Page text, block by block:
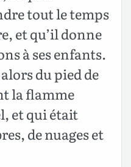
tout le temps
et qu’il donne
à ses enfants.
du pied de
la flamme
et qui était
de nuages et